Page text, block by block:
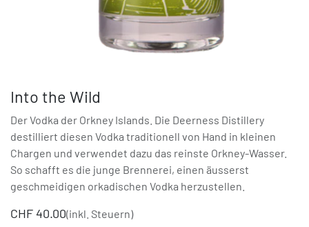
Into the Wild
Der Vodka der Orkney Islands. Die Deerness Distillery
destilliert diesen Vodka traditionell von Hand in kleinen
Chargen und verwendet dazu das reinste Orkney-Wasser.
So schafft es die junge Brennerei, einen äusserst
geschmeidigen orkadischen Vodka herzustellen.
CHF 40.00(inkl. Steuern)